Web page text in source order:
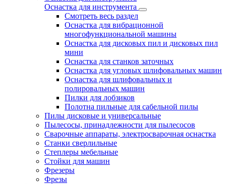
Оснастка для инструмента
Смотреть весь раздел
Оснастка для вибрационной
многофункциональной машины
Оснастка для дисковых пил и дисковых пил
мини
Оснастка для станков заточных
Оснастка для угловых шлифовальных машин
Оснастка для шлифовальных и
полировальных машин
Пилки для лобзиков
Полотна пильные для сабельной пилы
Пилы дисковые и универсальные
Пылесосы, принадлежности для пылесосов
Сварочные аппараты, электросварочная оснастка
Станки сверлильные
Степлеры мебельные
Стойки для машин
Фрезеры
Фрезы